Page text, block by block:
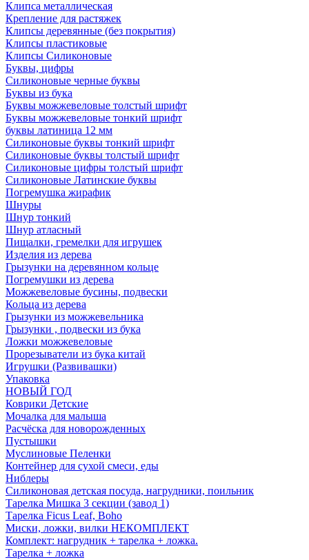
Клипса металлическая
Крепление для растяжек
Клипсы деревянные (без покрытия)
Клипсы пластиковые
Клипсы Силиконовые
Буквы, цифры
Силиконовые черные буквы
Буквы из бука
Буквы можжевеловые толстый шрифт
Буквы можжевеловые тонкий шрифт
буквы латиница 12 мм
Силиконовые буквы тонкий шрифт
Силиконовые буквы толстый шрифт
Силиконовые цифры толстый шрифт
Силиконовые Латинские буквы
Погремушка жирафик
Шнуры
Шнур тонкий
Шнур атласный
Пищалки, гремелки для игрушек
Изделия из дерева
Грызунки на деревянном кольце
Погремушки из дерева
Можжевеловые бусины, подвески
Кольца из дерева
Грызунки из можжевельника
Грызунки , подвески из бука
Ложки можжевеловые
Прорезыватели из бука китай
Игрушки (Развивашки)
Упаковка
НОВЫЙ ГОД
Коврики Детские
Мочалка для малыша
Расчёска для новорожденных
Пустышки
Муслиновые Пеленки
Контейнер для сухой смеси, еды
Ниблеры
Силиконовая детская посуда, нагрудники, поильник
Тарелка Мишка 3 секции (завод 1)
Тарелка Ficus Leaf, Boho
Миски, ложки, вилки НЕКОМПЛЕКТ
Комплект: нагрудник + тарелка + ложка.
Тарелка + ложка